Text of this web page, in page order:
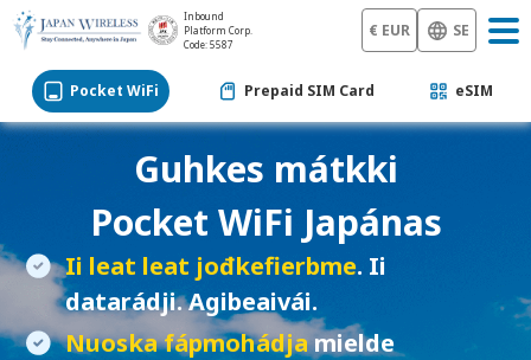
Inbound
Platform Corp.
Code: 5587
€ EUR SE
Pocket WiFi Prepaid SIM Card eSIM
Guhkes mátkki
Pocket WiFi Japánas
Ii leat leat jođkefierbme. Ii
datarádji. Agibeaivái.
Nuoska fápmohádjamielde